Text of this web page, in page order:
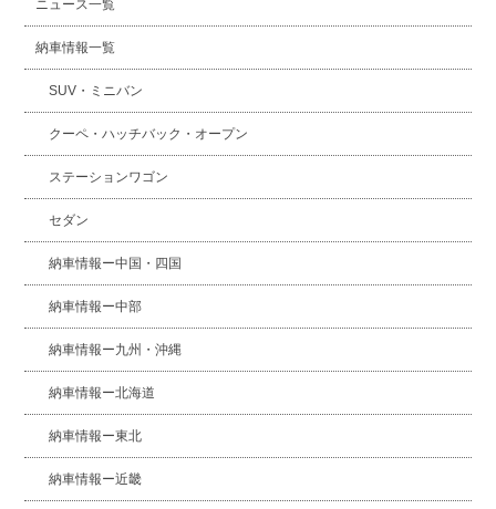
ニュース一覧
納車情報一覧
SUV・ミニバン
クーペ・ハッチバック・オープン
ステーションワゴン
セダン
納車情報ー中国・四国
納車情報ー中部
納車情報ー九州・沖縄
納車情報ー北海道
納車情報ー東北
納車情報ー近畿